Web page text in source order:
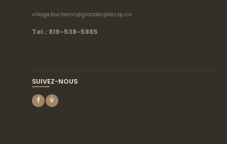
village.bucheron@grandespiles.qc.ca
Tel.: 819-538-5885
SUIVEZ-NOUS